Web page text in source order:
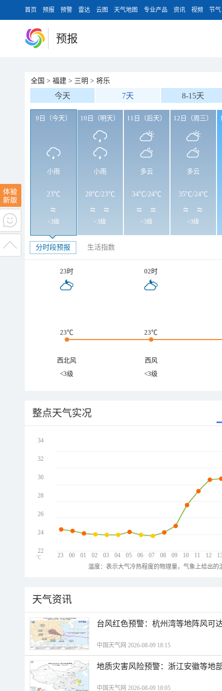
首页 预报 预警 雷达 云图 天气地图 专业产品 资讯 视频 节气
预报
全国 > 福建 > 三明 > 将乐
今天 7天 8-15天
9日（今天）
小雨
23℃
<3级
10日（明天）
小雨
28℃/23℃
<3级
11日（后天）
多云
34℃/24℃
<3级
12日（周三）
多云
35℃/24℃
<3级
分时段预报 生活指数
23时 02时
23℃ 23℃
西北风
西风
<3级
<3级
整点天气实况
23 00 01 02 03 04 05 06 07 08 09 10 11 12
34
32
30
28
26
24
22
℃
温度：表示大气冷热程度的物理量，气象上给出
天气资讯
台风红色预警：杭州湾等地阵风可
中国天气网 2026-08-09 18:15
地质灾害风险预警：浙江安徽等地
中国天气网 2026-08-09 18:05